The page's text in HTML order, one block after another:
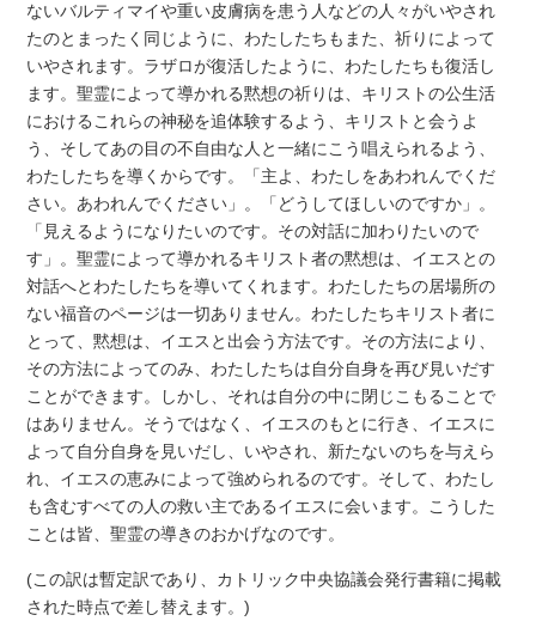
ないバルティマイや重い皮膚病を患う人などの人々がいやされ
たのとまったく同じように、わたしたちもまた、祈りによって
いやされます。ラザロが復活したように、わたしたちも復活し
ます。聖霊によって導かれる黙想の祈りは、キリストの公生活
におけるこれらの神秘を追体験するよう、キリストと会うよ
う、そしてあの目の不自由な人と一緒にこう唱えられるよう、
わたしたちを導くからです。「主よ、わたしをあわれんでくだ
さい。あわれんでください」。「どうしてほしいのですか」。
「見えるようになりたいのです。その対話に加わりたいので
す」。聖霊によって導かれるキリスト者の黙想は、イエスとの
対話へとわたしたちを導いてくれます。わたしたちの居場所の
ない福音のページは一切ありません。わたしたちキリスト者に
とって、黙想は、イエスと出会う方法です。その方法により、
その方法によってのみ、わたしたちは自分自身を再び見いだす
ことができます。しかし、それは自分の中に閉じこもることで
はありません。そうではなく、イエスのもとに行き、イエスに
よって自分自身を見いだし、いやされ、新たないのちを与えら
れ、イエスの恵みによって強められるのです。そして、わたし
も含むすべての人の救い主であるイエスに会います。こうした
ことは皆、聖霊の導きのおかげなのです。
(この訳は暫定訳であり、カトリック中央協議会発行書籍に掲載
された時点で差し替えます。)